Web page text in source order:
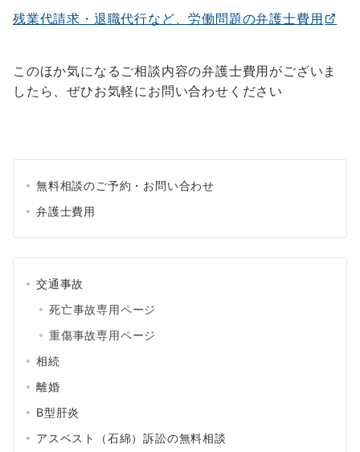
残業代請求・退職代行など、労働問題の弁護士費用
このほか気になるご相談内容の弁護士費用がございま
したら、ぜひお気軽にお問い合わせください
無料相談のご予約・お問い合わせ
弁護士費用
交通事故
死亡事故専用ページ
重傷事故専用ページ
相続
離婚
B型肝炎
アスベスト（石綿）訴訟の無料相談